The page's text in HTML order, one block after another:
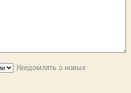
Уведомлять о новых